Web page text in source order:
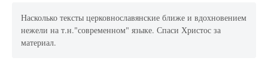
Насколько тексты церковнославянские ближе и вдохновением
нежели на т.н."современном" языке. Спаси Христос за
материал.